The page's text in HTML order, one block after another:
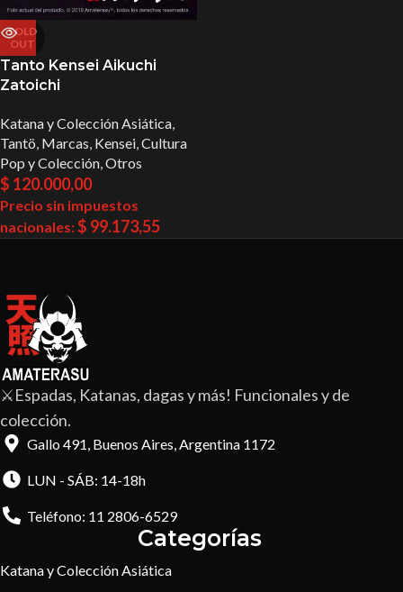
SOLD
OUT
Tanto Kensei Aikuchi
Zatoichi
Katana y Colección Asiática,
Tantö, Marcas, Kensei,Cultura
Pop y Colección,Otros
$ 120.000,00
Precio sin impuestos
nacionales:$ 99.173,55
⚔️Espadas, Katanas, dagas y más! Funcionales y de
colección.
Gallo 491, Buenos Aires, Argentina 1172
LUN - SÁB: 14-18h
Teléfono: 11 2806-6529
Categorías
Katana y Colección Asiática